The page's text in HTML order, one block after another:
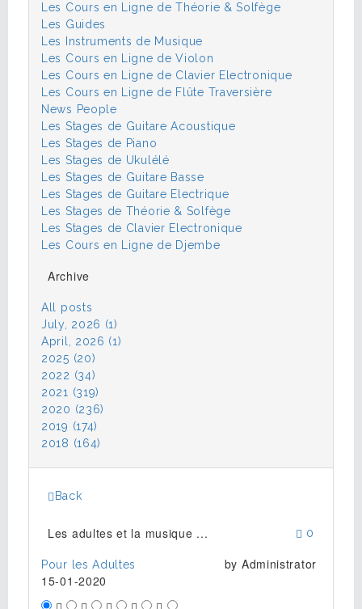
Les Cours en Ligne de Théorie & Solfège
Les Guides
Les Instruments de Musique
Les Cours en Ligne de Violon
Les Cours en Ligne de Clavier Electronique
Les Cours en Ligne de Flûte Traversière
News People
Les Stages de Guitare Acoustique
Les Stages de Piano
Les Stages de Ukulélé
Les Stages de Guitare Basse
Les Stages de Guitare Electrique
Les Stages de Théorie & Solfège
Les Stages de Clavier Electronique
Les Cours en Ligne de Djembe
Archive
All posts
July, 2026 (1)
April, 2026 (1)
2025 (20)
2022 (34)
2021 (319)
2020 (236)
2019 (174)
2018 (164)
Back
0
Les adultes et la musique ...
Pour les Adultes by Administrator
15-01-2020